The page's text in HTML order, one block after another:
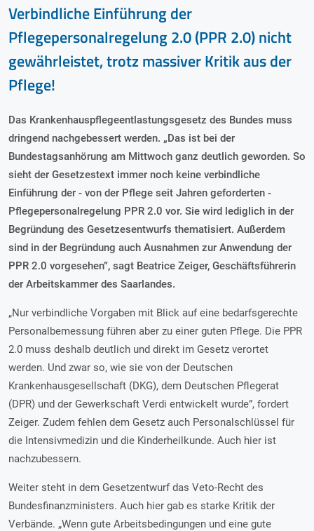
Verbindliche Einführung der
Pflegepersonalregelung 2.0 (PPR 2.0) nicht
gewährleistet, trotz massiver Kritik aus der
Pflege!
Das Krankenhauspflegeentlastungsgesetz des Bundes muss
dringend nachgebessert werden. „Das ist bei der
Bundestagsanhörung am Mittwoch ganz deutlich geworden. So
sieht der Gesetzestext immer noch keine verbindliche
Einführung der - von der Pflege seit Jahren geforderten -
Pflegepersonalregelung PPR 2.0 vor. Sie wird lediglich in der
Begründung des Gesetzesentwurfs thematisiert. Außerdem
sind in der Begründung auch Ausnahmen zur Anwendung der
PPR 2.0 vorgesehen”, sagt Beatrice Zeiger, Geschäftsführerin
der Arbeitskammer des Saarlandes.
„Nur verbindliche Vorgaben mit Blick auf eine bedarfsgerechte
Personalbemessung führen aber zu einer guten Pflege. Die PPR
2.0 muss deshalb deutlich und direkt im Gesetz verortet
werden. Und zwar so, wie sie von der Deutschen
Krankenhausgesellschaft (DKG), dem Deutschen Pflegerat
(DPR) und der Gewerkschaft Verdi entwickelt wurde”, fordert
Zeiger. Zudem fehlen dem Gesetz auch Personalschlüssel für
die Intensivmedizin und die Kinderheilkunde. Auch hier ist
nachzubessern.
Weiter steht in dem Gesetzentwurf das Veto-Recht des
Bundesfinanzministers. Auch hier gab es starke Kritik der
Verbände. „Wenn gute Arbeitsbedingungen und eine gute